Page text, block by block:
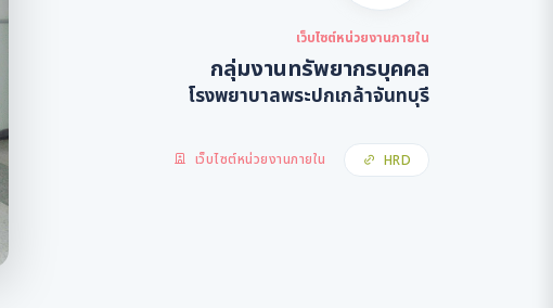
เว็บไซต์หน่วยงานภายใน
กลุ่มงานทรัพยากรบุคคล
โรงพยาบาลพระปกเกล้าจันทบุรี
เว็บไซต์หน่วยงานภายใน HRD